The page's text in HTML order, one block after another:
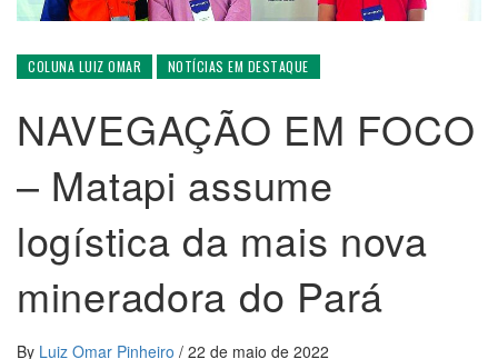
COLUNA LUIZ OMAR NOTÍCIAS EM DESTAQUE
NAVEGAÇÃO EM FOCO
– Matapi assume
logística da mais nova
mineradora do Pará
By Luiz Omar Pinheiro / 22 de maio de 2022